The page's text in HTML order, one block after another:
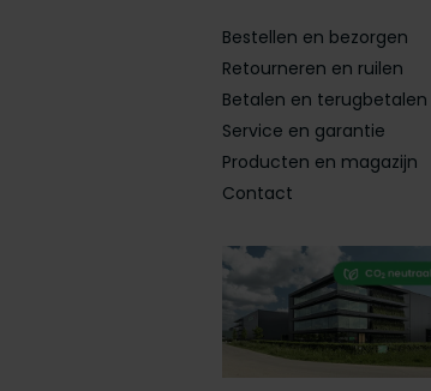
Bestellen en bezorgen
Retourneren en ruilen
Betalen en terugbetalen
Service en garantie
Producten en magazijn
Contact